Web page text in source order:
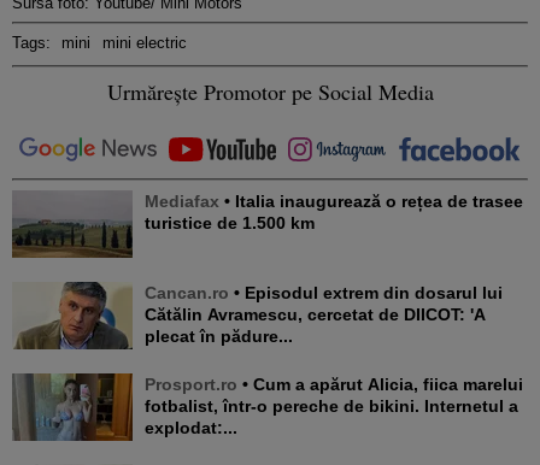
Tags: mini mini electric
Urmărește Promotor pe Social Media
Mediafax • Italia inaugurează o rețea de trasee
turistice de 1.500 km
Cancan.ro • Episodul extrem din dosarul lui
Cătălin Avramescu, cercetat de DIICOT: 'A
plecat în pădure...
Prosport.ro • Cum a apărut Alicia, fiica marelui
fotbalist, într-o pereche de bikini. Internetul a
explodat:...